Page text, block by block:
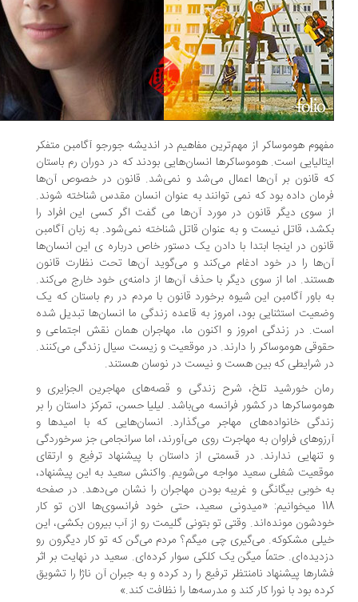
هوموساکر از مهم‌ترین مفاهیم در اندیشه جورجو آگامبن متفکر
است. هوموساکرها انسان‌هایی بودند که در دوران رم باستان
قانون بر آن‌ها اعمال می‌شد و نمی‌شد. قانون در خصوص آن‌ها
داده بود که نمی توانند به عنوان انسان مقدس شناخته شوند.
سوی دیگر قانون در مورد آن‌ها می گفت اگر کسی این افراد را
قاتل نیست و به عنوان قاتل شناخته نمی‌شود. به زبان آگامبن
در اینجا ابتدا با دادن یک دستور خاص درباره ی این انسان‌ها
را در خود ادغام می‌کند و می‌گوید آن‌ها تحت نظارت قانون
اما از سوی دیگر با حذف آن‌ها از دامنه‌ی خود خارج می‌کند.
باور آگامبن این شیوه برخورد قانون با مردم در رم باستان که یک
استثنایی بود، امروز به قاعده زندگی ما انسان‌ها تبدیل شده
در زندگی امروز و اکنون ما، مهاجران همان نقش اجتماعی و
هوموساکر را دارند. در موقعیت و زیست سیال زندگی می‌کنند.
شرایطی که بین هست و نیست در نوسان هستند.
خورشید تلخ، شرح زندگی و قصه‌های مهاجرین الجزایری و
در کشور فرانسه می‌باشد. لیلیا حسن، تمرکز داستان را بر
خانواده‌های مهاجر می‌گذارد. انسان‌هایی که با امیدها و
فراوان به مهاجرت روی می‌آورند، اما سرانجامی جز سرخوردگی
ندارند. در قسمتی از داستان با پیشنهاد ترفیع و ارتقای
شغلی سعید مواجه می‌شویم. واکنش سعید به این پیشنهاد،
خوبی بیگانگی و غریبه بودن مهاجران را نشان می‌دهد. در صفحه
118 میخوانیم: «‌میدونی سعید، حتی خود فرانسوی‌ها الان تو کار
مونده‌اند. وقتی تو بتونی گلیمت رو از آب بیرون بکشی، این
مشکوکه. می‌گیری چی میگم؟ مردم می‌گن که تو کار دیگرون رو
حتماً میگن یک کلکی سوار کرده‌ای. سعید در نهایت بر اثر
پیشنهاد نامنتظر ترفیع را رد کرده و به جبران آن ناژا را تشویق
بود با نورا کار کند و مدرسه‌ها را نظافت کند.»